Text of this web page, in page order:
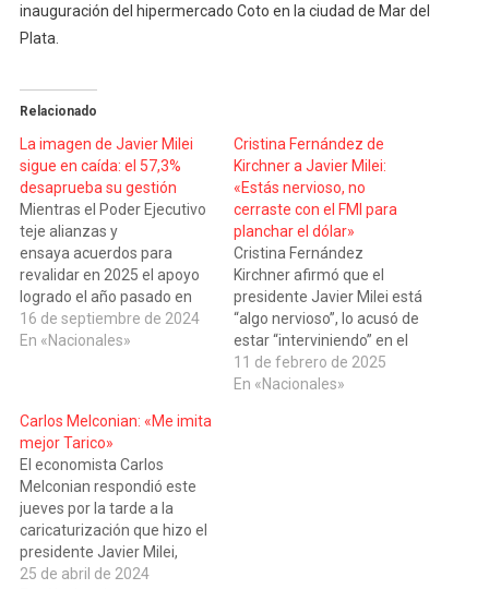
inauguración del hipermercado Coto en la ciudad de Mar del
Plata.
Relacionado
La imagen de Javier Milei
sigue en caída: el 57,3%
desaprueba su gestión
Mientras el Poder Ejecutivo
teje alianzas y
ensaya acuerdos para
revalidar en 2025 el apoyo
logrado el año pasado en
las urnas, por un carril
paralelo avanza la
su gabinete para encarrilar
la situación actual. Una
nueva encuesta realizado
por la consultora Zuban
Córdoba y divulgada en las
últimas…
16 de septiembre de 2024
En «Nacionales»
Cristina Fernández de
Kirchner a Javier Milei:
«Estás nervioso, no
cerraste con el FMI para
planchar el dólar»
Cristina Fernández
Kirchner afirmó que el
presidente Javier Milei está
“algo nervioso”, lo acusó de
estar “interviniendo” en el
mercado cambiario y
aseguró que el origen de las
11 de febrero de 2025
En «Nacionales»
Carlos Melconian: «Me imita
mejor Tarico»
El economista Carlos
Melconian respondió este
jueves por la tarde a la
caricaturización que hizo el
presidente Javier Milei,
sobre su persona
25 de abril de 2024